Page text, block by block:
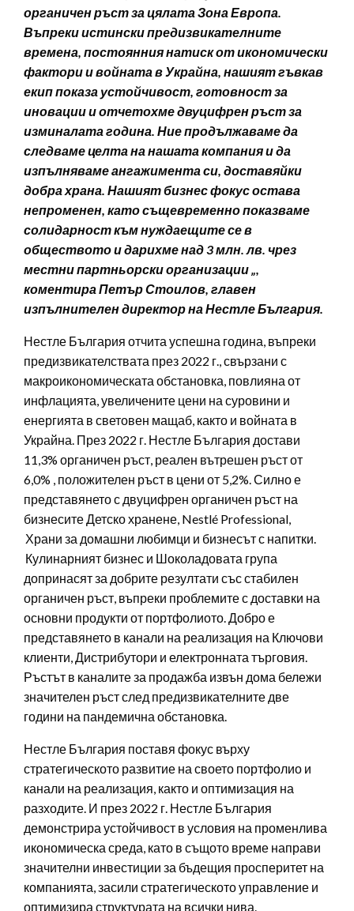
органичен ръст за цялата Зона Европа.
Въпреки истински предизвикателните
времена, постоянния натиск от икономически
фактори и войната в Украйна, нашият гъвкав
екип показа устойчивост, готовност за
иновации и отчетохме двуцифрен ръст за
изминалата година. Ние продължаваме да
следваме целта на нашата компания и да
изпълняваме ангажимента си, доставяйки
добра храна. Нашият бизнес фокус остава
непроменен, като същевременно показваме
солидарност към нуждаещите се в
обществото и дарихме над 3 млн. лв. чрез
местни партньорски организации „,
коментира Петър Стоилов, главен
изпълнителен директор на Нестле България.
Нестле България отчита успешна година, въпреки
предизвикателствата през 2022 г., свързани с
макроикономическата обстановка, повлияна от
инфлацията, увеличените цени на суровини и
енергията в световен мащаб, както и войната в
Украйна. През 2022 г. Нестле България достави
11,3% органичен ръст, реален вътрешен ръст от
6,0% , положителен ръст в цени от 5,2%. Силно е
представянето с двуцифрен органичен ръст на
бизнесите Детско хранене, Nestlé Professional,
Храни за домашни любимци и бизнесът с напитки.
Кулинарният бизнес и Шоколадовата група
допринасят за добрите резултати със стабилен
органичен ръст, въпреки проблемите с доставки на
основни продукти от портфолиото. Добро е
представянето в канали на реализация на Ключови
клиенти, Дистрибутори и електронната търговия.
Ръстът в каналите за продажба извън дома бележи
значителен ръст след предизвикателните две
години на пандемична обстановка.
Нестле България поставя фокус върху
стратегическото развитие на своето портфолио и
канали на реализация, както и оптимизация на
разходите. И през 2022 г. Нестле България
демонстрира устойчивост в условия на променлива
икономическа среда, като в същото време направи
значителни инвестиции за бъдещия просперитет на
компанията, засили стратегическото управление и
оптимизира структурата на всички нива.